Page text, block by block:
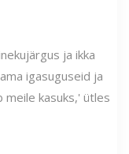
ja ikka
igasuguseid ja
meile kasuks,' ütles